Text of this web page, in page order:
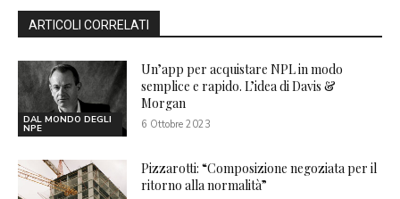
ARTICOLI CORRELATI
DAL MONDO DEGLI
NPE
Un’app per acquistare NPL in modo
semplice e rapido. L’idea di Davis &
Morgan
6 Ottobre 2023
Pizzarotti: “Composizione negoziata per il
ritorno alla normalità”